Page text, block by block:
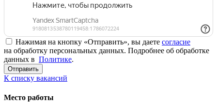
Нажимая на кнопку «Отправить», вы даете согласие
на обработку персональных данных. Подробнее об обработке
данных в Политике.
Отправить
К списку вакансий
Место работы